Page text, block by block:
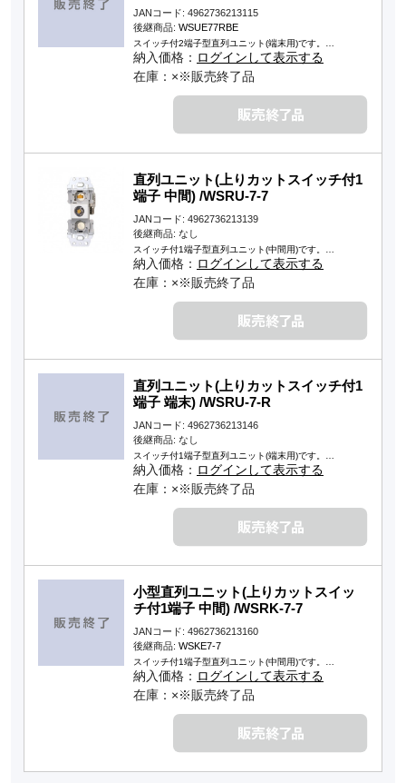
JANコード: 4962736213115
後継商品: WSUE77RBE
スイッチ付2端子型直列ユニット(端末用)です。…
納入価格： ログインして表示する
在庫：×※販売終了品
直列ユニット(上りカットスイッチ付1
端子 中間) /WSRU-7-7
JANコード: 4962736213139
後継商品: なし
スイッチ付1端子型直列ユニット(中間用)です。…
納入価格： ログインして表示する
在庫：×※販売終了品
直列ユニット(上りカットスイッチ付1
端子 端末) /WSRU-7-R
JANコード: 4962736213146
後継商品: なし
スイッチ付1端子型直列ユニット(端末用)です。…
納入価格： ログインして表示する
在庫：×※販売終了品
小型直列ユニット(上りカットスイッ
チ付1端子 中間) /WSRK-7-7
JANコード: 4962736213160
後継商品: WSKE7-7
スイッチ付1端子型直列ユニット(中間用)です。…
納入価格： ログインして表示する
在庫：×※販売終了品